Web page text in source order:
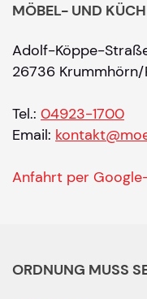
MÖBEL- UND
Adolf-Köppe-
26736 Krummhörn/
Tel.: 04923-1700
Email:
Anfahrt per
ORDNUNG MUSS